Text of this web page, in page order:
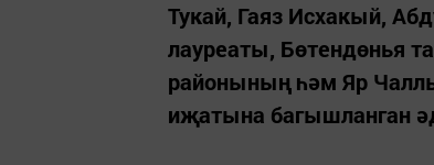
Тукай, Гаяз Исхакый,
лауреаты, Бөтендөнья
районының һәм Яр
иҗатына багышланган